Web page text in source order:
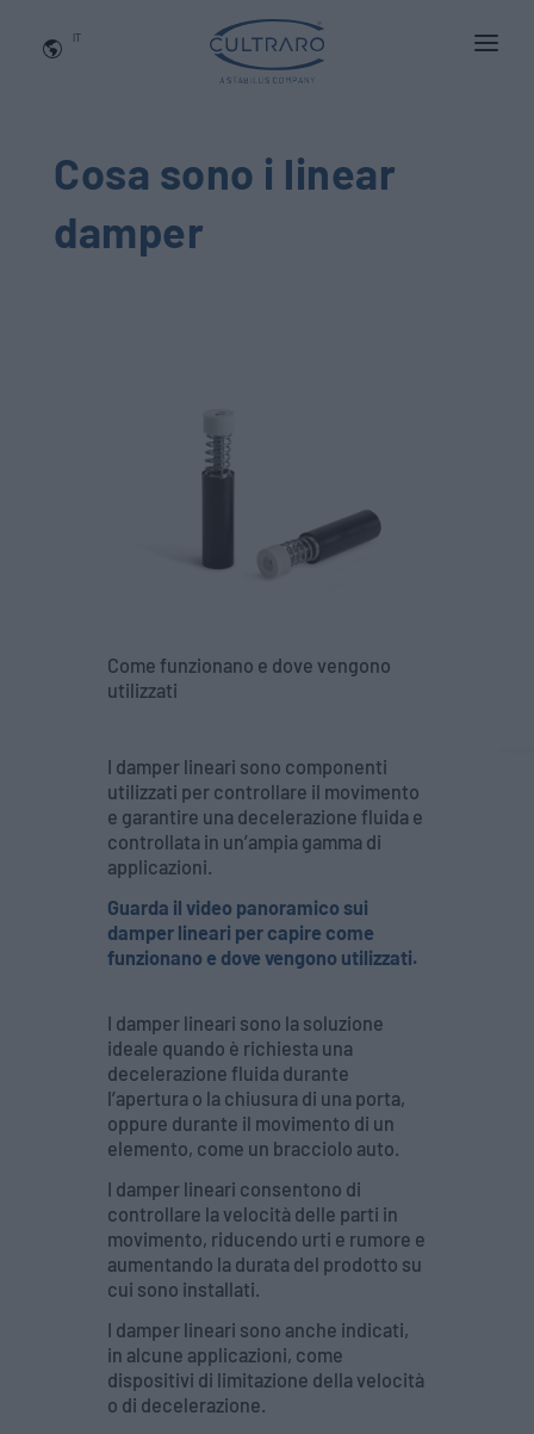
IT
APPLICAZIONI
NEWS
Cosa sono i linear
damper
Come funzionano e dove vengono
utilizzati
I damper lineari sono componenti
utilizzati per controllare il movimento
e garantire una decelerazione fluida e
controllata in un’ampia gamma di
applicazioni.
Guarda il video panoramico sui
damper lineari per capire come
funzionano e dove vengono utilizzati.
I damper lineari sono la soluzione
ideale quando è richiesta una
decelerazione fluida durante
l’apertura o la chiusura di una porta,
oppure durante il movimento di un
elemento, come un bracciolo auto.
I damper lineari consentono di
controllare la velocità delle parti in
movimento, riducendo urti e rumore e
aumentando la durata del prodotto su
cui sono installati.
I damper lineari sono anche indicati,
in alcune applicazioni, come
dispositivi di limitazione della velocità
o di decelerazione.